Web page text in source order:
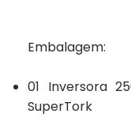
Embalagem:
01 Inversora
SuperTork